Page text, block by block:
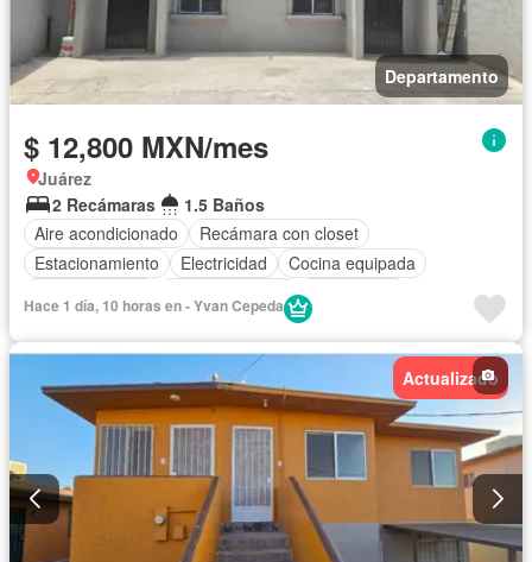
Departamento
$ 12,800 MXN/mes
Juárez
2 Recámaras
1.5 Baños
Aire acondicionado
Recámara con closet
Estacionamiento
Electricidad
Cocina equipada
Hace 1 día, 10 horas en - Yvan Cepeda
Actualizado